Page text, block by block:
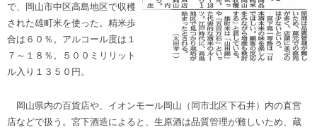
で、岡山市中区高島地区で収穫
された雄町米を使った。精米歩
合は６０％。アルコール度は１
７～１８％。５００ミリリット
ル入り１３５０円。
岡山県内の百貨店や、イオンモール岡山（同市北区下石井）内の直営
店などで扱う。宮下酒造によると、生原酒は品質管理が難しいため、蔵